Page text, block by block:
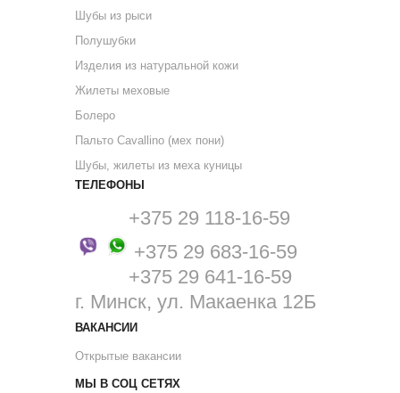
Шубы из рыси
Полушубки
Изделия из натуральной кожи
Жилеты меховые
Болеро
Пальто Cavallino (мех пони)
Шубы, жилеты из меха куницы
ТЕЛЕФОНЫ
+375 29 118-16-59
+375 29 683-16-59
+375 29 641-16-59
г. Минск, ул. Макаенка 12Б
ВАКАНСИИ
Открытые вакансии
МЫ В СОЦ СЕТЯХ